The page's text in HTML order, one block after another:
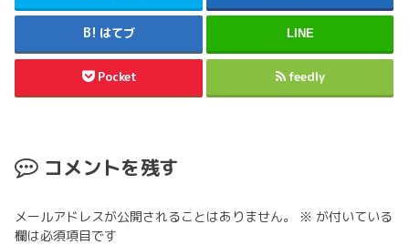
はてブ LINE
Pocket feedly
コメントを残す
メールアドレスが公開されることはありません。 ※ が付いている
欄は必須項目です